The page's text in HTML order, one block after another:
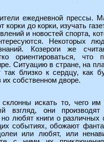
ежедневной прессы.
корки до корки, изучать
и новостей спорта,
Некоторых
Козероги же
ориентироваться, что
Ситуацию в стране, на
так близко к сердцу, как
их собственном дворе.
искать то, чего им
взгляд, они производят
любят книги о различных
событиях, обожают
или любят, или